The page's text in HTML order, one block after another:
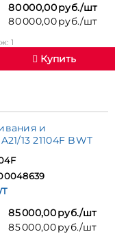
80 000,00 руб./шт
80 000,00 руб./шт
1
Купить
и
13 21104F BWT
85 000,00 руб./шт
85 000,00 руб./шт